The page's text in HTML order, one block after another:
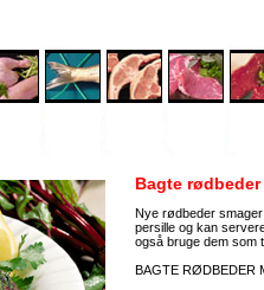
Bagte
Nye rødbeder
persille og kan
også bruge dem som
BAGTE RØDBEDER